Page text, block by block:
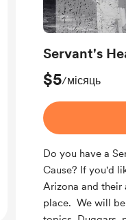
Servant's
$5/місяць
Do you have a
Cause? If you'd
Arizona and
place. We will